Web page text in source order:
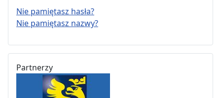
Nie pamiętasz hasła?
Nie pamiętasz nazwy?
Partnerzy